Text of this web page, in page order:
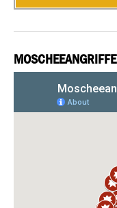
MOSCHEEANGRIFFE